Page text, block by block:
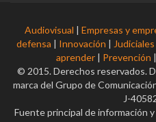
Audiovisual | Empresas y
defensa | Innovación |
aprender | Prevención |
© 2015. Derechos reservados.
marca del Grupo de
J-
Fuente principal de información